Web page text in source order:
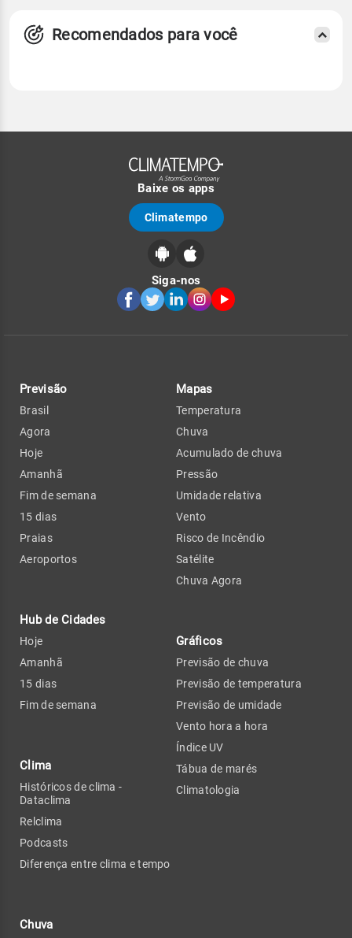
Recomendados para você
Baixe os apps
Climatempo
Siga-nos
Previsão
Brasil
Agora
Hoje
Amanhã
Fim de semana
15 dias
Praias
Aeroportos
Hub de Cidades
Hoje
Amanhã
15 dias
Fim de semana
Clima
Históricos de clima -
Dataclima
Relclima
Podcasts
Diferença entre clima e tempo
Chuva
Mapas
Temperatura
Chuva
Acumulado de chuva
Pressão
Umidade relativa
Vento
Risco de Incêndio
Satélite
Chuva Agora
Gráficos
Previsão de chuva
Previsão de temperatura
Previsão de umidade
Vento hora a hora
Índice UV
Tábua de marés
Climatologia